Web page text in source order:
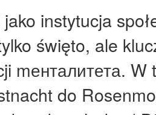
instytucja
święto, ale
mенталитета. W
do